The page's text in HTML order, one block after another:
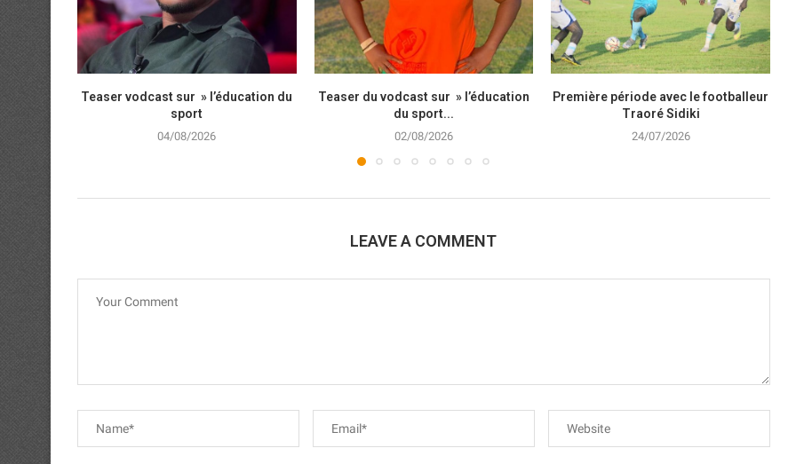
Teaser vodcast sur » l’éducation du
sport
04/08/2026
Teaser du vodcast sur » l’éducation
du sport...
02/08/2026
Première période avec le footballeur
Traoré Sidiki
24/07/2026
LEAVE A COMMENT